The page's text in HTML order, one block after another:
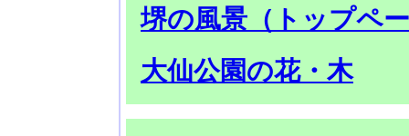
堺の風景（トップペ
大仙公園の花・木